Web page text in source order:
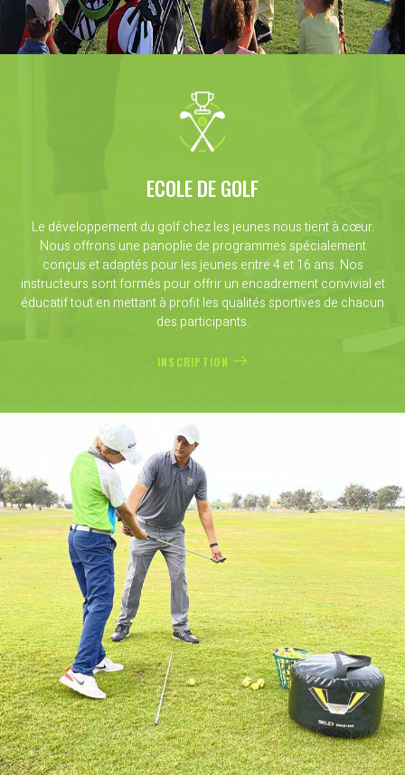
ECOLE DE GOLF
Le développement du golf chez les jeunes nous tient à cœur.
Nous offrons une panoplie de programmes spécialement
conçus et adaptés pour les jeunes entre 4 et 16 ans. Nos
instructeurs sont formés pour offrir un encadrement convivial et
éducatif tout en mettant à profit les qualités sportives de chacun
des participants.
INSCRIPTION